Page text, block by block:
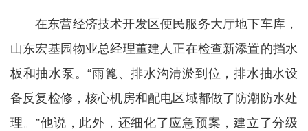
在东营经济技术开发区便民服务大厅地下车库，
山东宏基园物业总经理董建人正在检查新添置的挡水
板和抽水泵。“雨篦、排水沟清淤到位，排水抽水设
备反复检修，核心机房和配电区域都做了防潮防水处
理。”他说，此外，还细化了应急预案，建立了分级